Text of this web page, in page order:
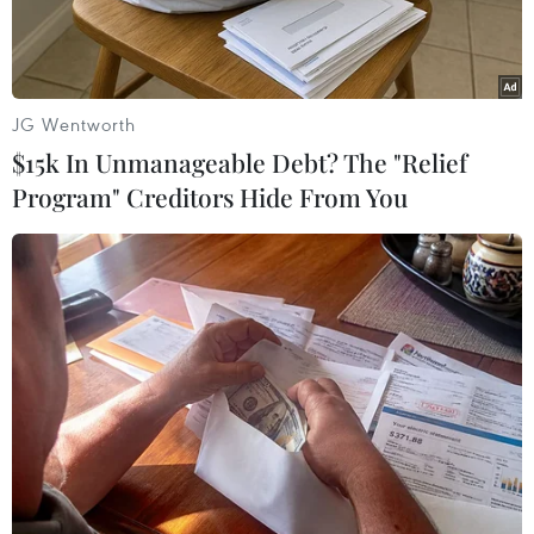
Tổng thống đắc cử Mỹ Donald Trump. (Nguồn: AFP/TTXVN)
Theo Reuters/AFP, ngày 24/11, Giám đốc Tổ chức
Thương mại Thế giới (WTO) Roberto Azevedo
tuyên bố ông không nhận được dấu hiệu nào về
JG Wentworth
$15k In Unmanageable Debt? The "Relief
Program" Creditors Hide From You